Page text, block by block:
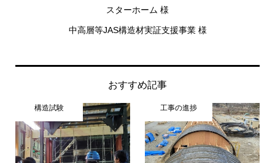
スターホーム 様
中高層等JAS構造材実証支援事業 様
おすすめ記事
構造試験 工事の進捗